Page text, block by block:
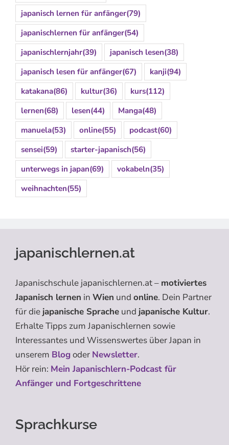
japanisch lernen für anfänger(79)
japanischlernen für anfänger(54)
japanischlernjahr(39) japanisch lesen(38)
japanisch lesen für anfänger(67) kanji(94)
katakana(86) kultur(36) kurs(112)
lernen(68) lesen(44) Manga(48)
manuela(53) online(55) podcast(60)
sensei(59) starter-japanisch(56)
unterwegs in japan(69) vokabeln(35)
weihnachten(55)
japanischlernen.at
Japanischschule japanischlernen.at – motiviertes
Japanisch lernen in Wien und online. Dein Partner
für die japanische Sprache und japanische Kultur.
Erhalte Tipps zum Japanischlernen sowie
Interessantes und Wissenswertes über Japan in
unserem Blogoder Newsletter.
Hör rein: Mein Japanischlern-Podcast für
Anfänger und Fortgeschrittene
Sprachkurse